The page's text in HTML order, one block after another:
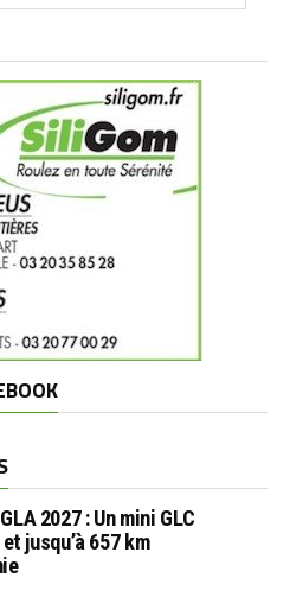
2027 : Un mini GLC
jusqu’à 657 km